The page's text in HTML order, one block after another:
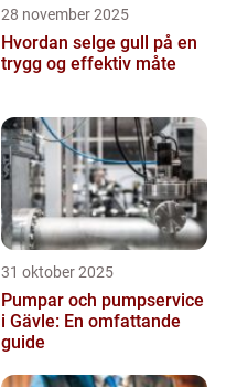
28 november 2025
Hvordan selge gull på en
trygg og effektiv måte
31 oktober 2025
Pumpar och pumpservice
i Gävle: En omfattande
guide